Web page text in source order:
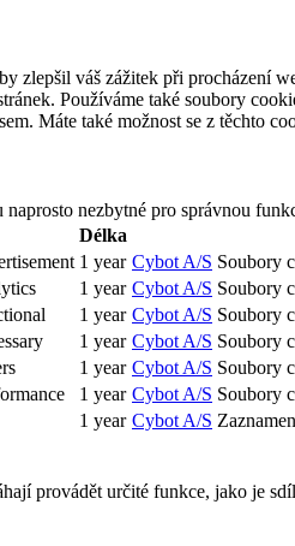
zlepšil váš zážitek při procházení
Používáme také soubory
Máte také možnost se z těchto
nezbytné pro správnou
Délka
1 year Cybot A/S Soubory
1 year Cybot A/S Soubory
1 year Cybot A/S Soubory
1 year Cybot A/S Soubory
1 year Cybot A/S Soubory
1 year Cybot A/S Soubory
1 year Cybot A/S
provádět určité funkce, jako je